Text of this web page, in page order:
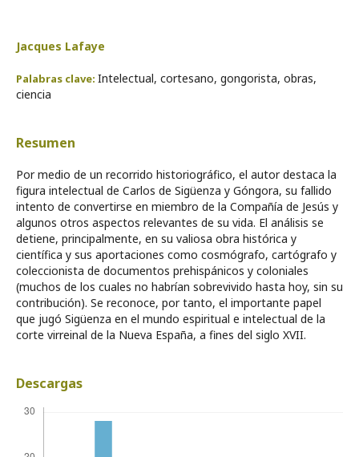
Jacques Lafaye
Palabras clave: Intelectual, cortesano, gongorista, obras,
ciencia
Resumen
Por medio de un recorrido historiográfico, el autor destaca la
figura intelectual de Carlos de Sigüenza y Góngora, su fallido
intento de convertirse en miembro de la Compañía de Jesús y
algunos otros aspectos relevantes de su vida. El análisis se
detiene, principalmente, en su valiosa obra histórica y
científica y sus aportaciones como cosmógrafo, cartógrafo y
coleccionista de documentos prehispánicos y coloniales
(muchos de los cuales no habrían sobrevivido hasta hoy, sin su
contribución). Se reconoce, por tanto, el importante papel
que jugó Sigüenza en el mundo espiritual e intelectual de la
corte virreinal de la Nueva España, a fines del siglo XVII.
Descargas